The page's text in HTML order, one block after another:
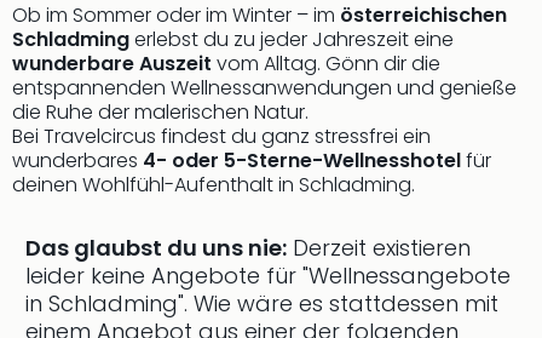
Ob im Sommer oder im Winter – im österreichischen
Schladmingerlebst du zu jeder Jahreszeit eine
wunderbare Auszeit vom Alltag. Gönn dir die
entspannenden Wellnessanwendungen und genieße
die Ruhe der malerischen Natur.
Bei Travelcircus findest du ganz stressfrei ein
wunderbares 4- oder 5-Sterne-Wellnesshotelfür
deinen Wohlfühl-Aufenthalt in Schladming.
Das glaubst du uns nie: Derzeit existieren
leider keine Angebote für "Wellnessangebote
in Schladming". Wie wäre es stattdessen mit
einem Angebot aus einer der folgenden